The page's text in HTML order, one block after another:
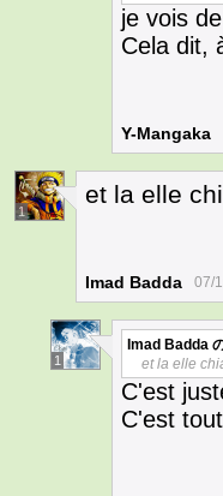
je vois
Cela dit,
Y-Mangaka
1
et la elle
Imad Badda 07/
1
Imad Badda
et la elle
C'est
C'est